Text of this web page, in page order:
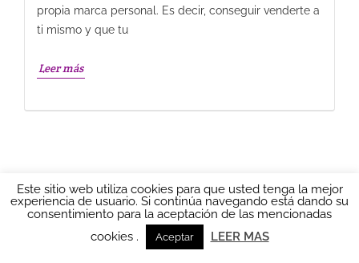
propia marca personal. Es decir, conseguir venderte a
ti mismo y que tu
Leer más
Ainhoa LOCUTORA 2016AVISO LEGAL|Política de
POLÍTICA DE COOKIES|Más información sobre las
Este sitio web utiliza cookies para que usted tenga la mejor
experiencia de usuario. Si continúa navegando está dando su
consentimiento para la aceptación de las mencionadas
cookies .
Aceptar LEER MAS